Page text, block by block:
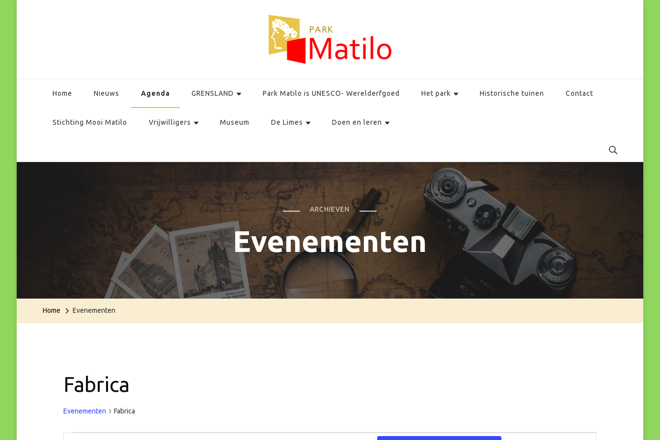
Home Nieuws Agenda GRENSLAND Park Matilo is UNESCO- Werelderfgoed Het park Historische tuinen Contact
Stichting Mooi Matilo Vrijwilligers Museum De Limes Doen en leren
ARCHIEVEN
Evenementen
Home Evenementen
Fabrica
Evenementen Fabrica